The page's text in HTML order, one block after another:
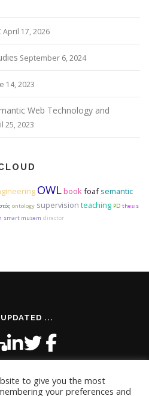
April 17, 2026
September 6, 2024
14, 2023
Web Technology and
25, 2023
OWLbookfoaf semantic
ontology supervision teaching PD thesis
smart musem director
UPDATED ...
to give you the most
your preferences and